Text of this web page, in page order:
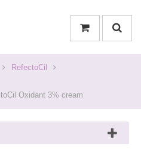
RefectoCil
Oxidant 3% cream